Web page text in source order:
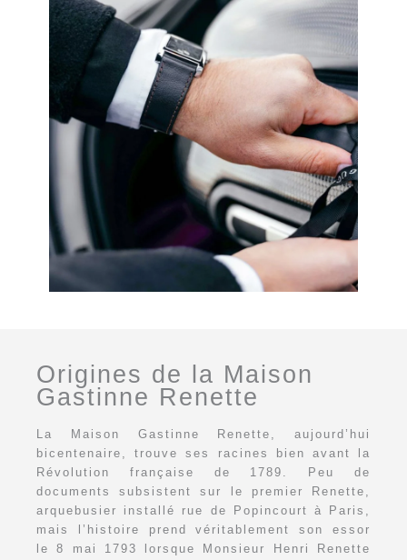
Origines de la Maison
Gastinne Renette
La Maison Gastinne Renette, aujourd’hui
bicentenaire, trouve ses racines bien avant la
Révolution française de 1789. Peu de
documents subsistent sur le premier Renette,
arquebusier installé rue de Popincourt à Paris,
mais l’histoire prend véritablement son essor
le 8 mai 1793 lorsque Monsieur Henri Renette